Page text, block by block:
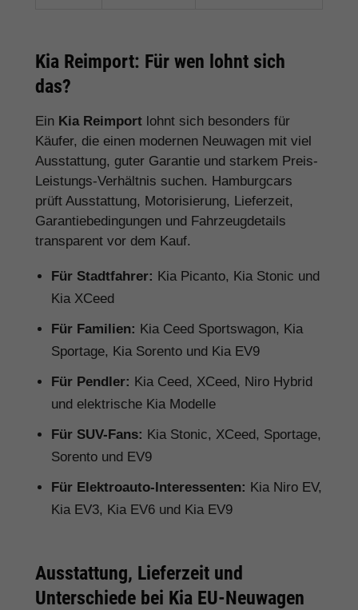
Kia Reimport: Für wen lohnt sich
das?
Ein Kia Reimport lohnt sich besonders für
Käufer, die einen modernen Neuwagen mit viel
Ausstattung, guter Garantie und starkem Preis-
Leistungs-Verhältnis suchen. Hamburgcars
prüft Ausstattung, Motorisierung, Lieferzeit,
Garantiebedingungen und Fahrzeugdetails
transparent vor dem Kauf.
Für Stadtfahrer: Kia Picanto, Kia Stonic und
Kia XCeed
Für Familien: Kia Ceed Sportswagon, Kia
Sportage, Kia Sorento und Kia EV9
Für Pendler: Kia Ceed, XCeed, Niro Hybrid
und elektrische Kia Modelle
Für SUV-Fans: Kia Stonic, XCeed, Sportage,
Sorento und EV9
Für Elektroauto-Interessenten: Kia Niro EV,
Kia EV3, Kia EV6 und Kia EV9
Ausstattung, Lieferzeit und
Unterschiede bei Kia EU-Neuwagen